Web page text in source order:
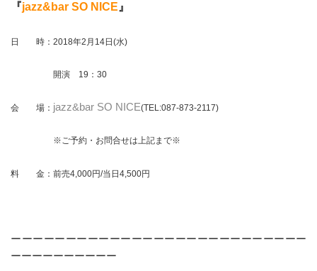
『jazz&bar SO NICE 』
日 時：2018年2月14日(水)
開演 19：30
会 場： jazz&bar SO NICE(TEL:087-873-2117)
※ご予約・お問合せは上記まで※
料 金：前売4,000円/当日4,500円
ーーーーーーーーーーーーーーーーーーーーーーーーーーー
ーーーーーーーーーー